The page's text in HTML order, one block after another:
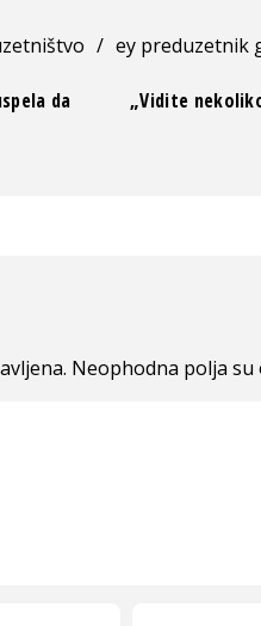
/ ey preduzetnik
da
„Vidite
Neophodna polja su